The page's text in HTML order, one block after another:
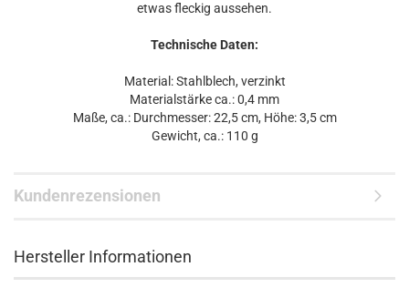
etwas fleckig aussehen.
Technische Daten:
Material: Stahlblech, verzinkt
Materialstärke ca.: 0,4 mm
Maße, ca.: Durchmesser: 22,5 cm, Höhe: 3,5 cm
Gewicht, ca.: 110 g
Kundenrezensionen
Hersteller Informationen